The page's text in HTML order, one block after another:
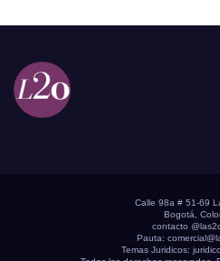
Calle 98a # 51-69
Bogotá,
contacto
Pauta:
Temas Juridicos: